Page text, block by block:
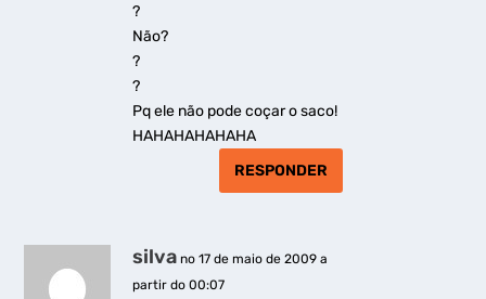
?
Não?
?
?
Pq ele não pode coçar o saco!
HAHAHAHAHAHA
RESPONDER
silva no 17 de maio de 2009 a
partir do 00:07